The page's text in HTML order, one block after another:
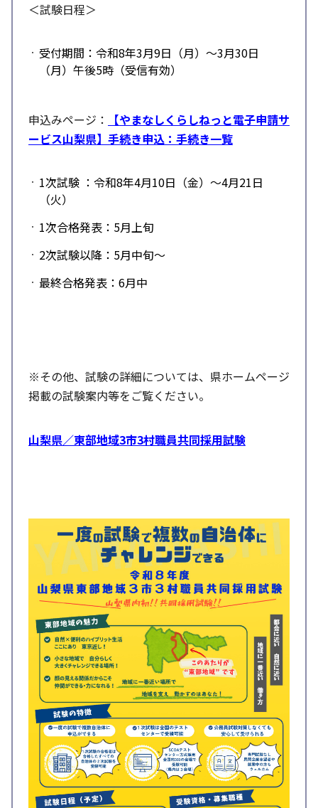
＜試験日程＞
受付期間：令和8年3月9日（月）～3月30日
（月）午後5時（受信有効）
申込みページ：
【やまなしくらしねっと電子申請サ
ービス山梨県】手続き申込：手続き一覧
1次試験 ：令和8年4月10日（金）～4月21日
（火）
1次合格発表： 5月上旬
2次試験以降： 5月中旬～
最終合格発表： 6月中
※その他、試験の詳細については、県ホームページ
掲載の試験案内等をご覧ください。
山梨県／東部地域3市3村職員共同採用試験